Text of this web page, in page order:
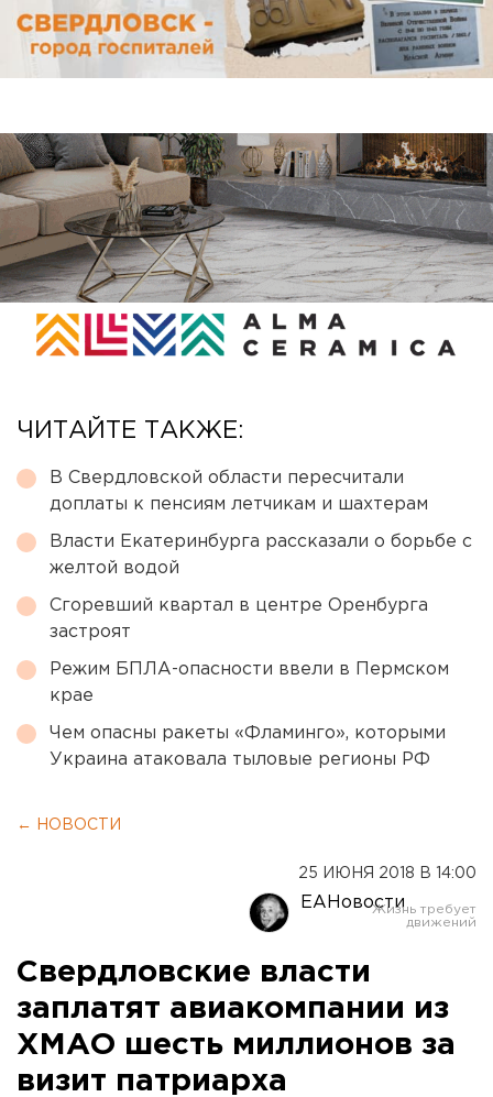
ЧИТАЙТЕ ТАКЖЕ:
В Свердловской области пересчитали
доплаты к пенсиям летчикам и шахтерам
Власти Екатеринбурга рассказали о борьбе с
желтой водой
Сгоревший квартал в центре Оренбурга
застроят
Режим БПЛА-опасности ввели в Пермском
крае
Чем опасны ракеты «Фламинго», которыми
Украина атаковала тыловые регионы РФ
← НОВОСТИ
25 ИЮНЯ 2018 В 14:00
ЕАНовости
Свердловские власти
заплатят авиакомпании из
ХМАО шесть миллионов за
визит патриарха